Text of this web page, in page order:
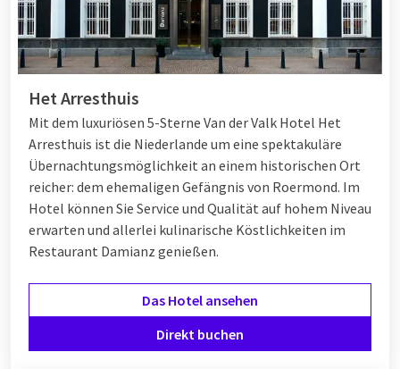
Het Arresthuis
Mit dem luxuriösen 5-Sterne Van der Valk Hotel Het
Arresthuis ist die Niederlande um eine spektakuläre
Übernachtungsmöglichkeit an einem historischen Ort
reicher: dem ehemaligen Gefängnis von Roermond. Im
Hotel können Sie Service und Qualität auf hohem Niveau
erwarten und allerlei kulinarische Köstlichkeiten im
Restaurant Damianz genießen.
Das Hotel ansehen
Direkt buchen